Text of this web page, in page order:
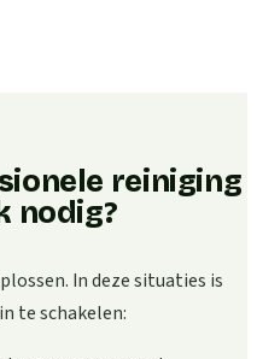
reiniging
nodig?
In deze situaties is
te schakelen: